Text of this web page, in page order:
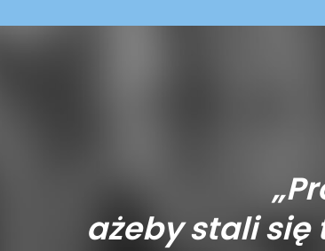
ażeby stali się